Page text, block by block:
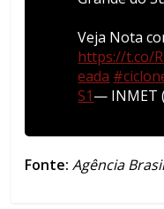
Veja Nota
https://t.co/
eada
S1— INMET
Fonte:Agência